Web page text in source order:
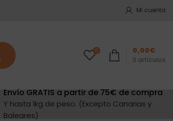
Mi cuenta
0
0 artículos
0,00€
Envío GRATIS a partir de 75€ de compra
Y hasta 1kg de peso. (Excepto Canarias y
Baleares)